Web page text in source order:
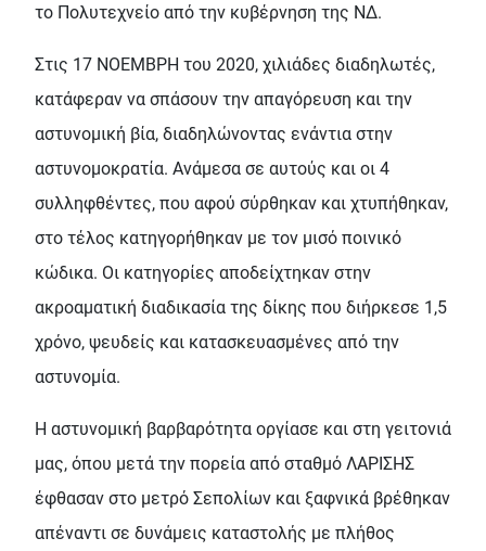
το Πολυτεχνείο από την κυβέρνηση της Ν∆.
Στις 17 ΝΟΕΜΒΡΗ του 2020, χιλιάδες διαδηλωτές,
κατάφεραν να σπάσουν την απαγόρευση και την
αστυνοµική βία, διαδηλώνοντας ενάντια στην
αστυνοµοκρατία. Ανάµεσα σε αυτούς και οι 4
συλληφθέντες, που αφού σύρθηκαν και χτυπήθηκαν,
στο τέλος κατηγορήθηκαν µε τον µισό ποινικό
κώδικα. Οι κατηγορίες αποδείχτηκαν στην
ακροαµατική διαδικασία της δίκης που διήρκεσε 1,5
χρόνο, ψευδείς και κατασκευασµένες από την
αστυνοµία.
H αστυνοµική βαρβαρότητα οργίασε και στη γειτονιά
µας, όπου µετά την πορεία από σταθµό ΛΑΡΙΣΗΣ
έφθασαν στο µετρό Σεπολίων και ξαφνικά βρέθηκαν
απέναντι σε δυνάµεις καταστολής µε πλήθος